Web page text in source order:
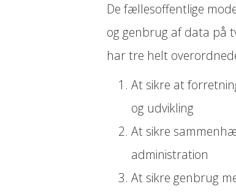
De fællesoffentlige
og genbrug af data på
har tre helt
At sikre at
og udvikling
At sikre
administration
At sikre genbrug